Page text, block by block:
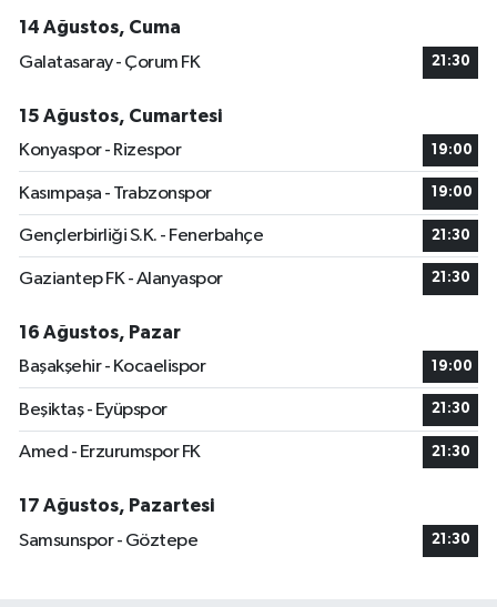
14 Ağustos, Cuma
Galatasaray - Çorum FK
21:30
15 Ağustos, Cumartesi
Konyaspor - Rizespor
19:00
Kasımpaşa - Trabzonspor 19:00
Gençlerbirliği S.K. - Fenerbahçe 21:30
Gaziantep FK - Alanyaspor 21:30
16 Ağustos, Pazar
Başakşehir - Kocaelispor
19:00
Beşiktaş - Eyüpspor 21:30
Amed - Erzurumspor FK 21:30
17 Ağustos, Pazartesi
Samsunspor - Göztepe
21:30